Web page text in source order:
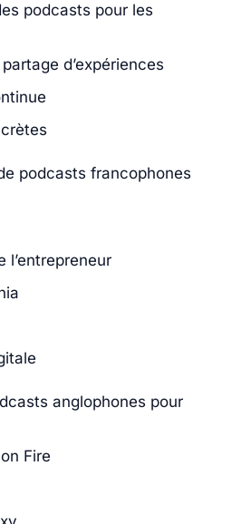
podcasts pour les
d’expériences
podcasts francophones
l’entrepreneur
anglophones pour
Fire